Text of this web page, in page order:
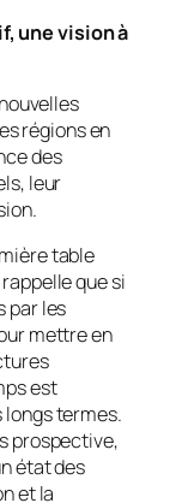
une vision à
régions en
des
leur
table
rappelle que si
par les
mettre en
est
longs termes.
prospective,
état des
et la